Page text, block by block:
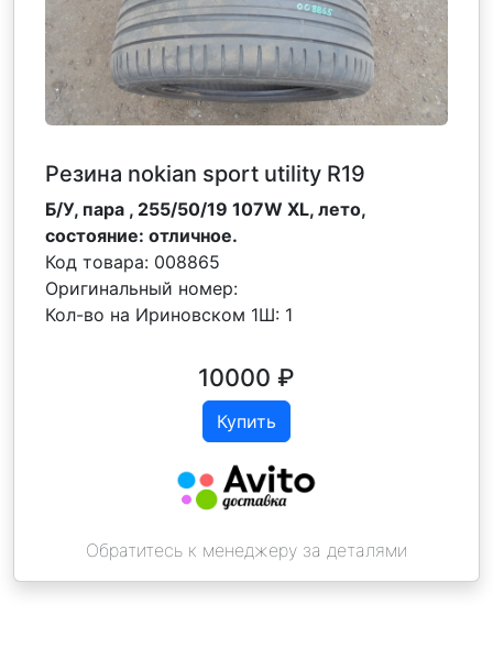
Резина nokian sport utility R19
Б/У, пара , 255/50/19 107W XL, лето,
состояние: отличное.
Код товара: 008865
Оригинальный номер:
Кол-во на Ириновском 1Ш: 1
10000 ₽
Купить
Обратитесь к менеджеру за деталями